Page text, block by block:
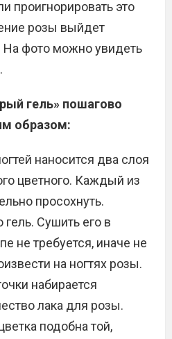
проигнорировать это
розы выйдет
фото можно увидеть
гель» пошагово
образом:
наносится два слоя
цветного. Каждый из
просохнуть.
гель. Сушить его в
не требуется, иначе не
на ногтях розы.
набирается
лака для розы.
подобна той,